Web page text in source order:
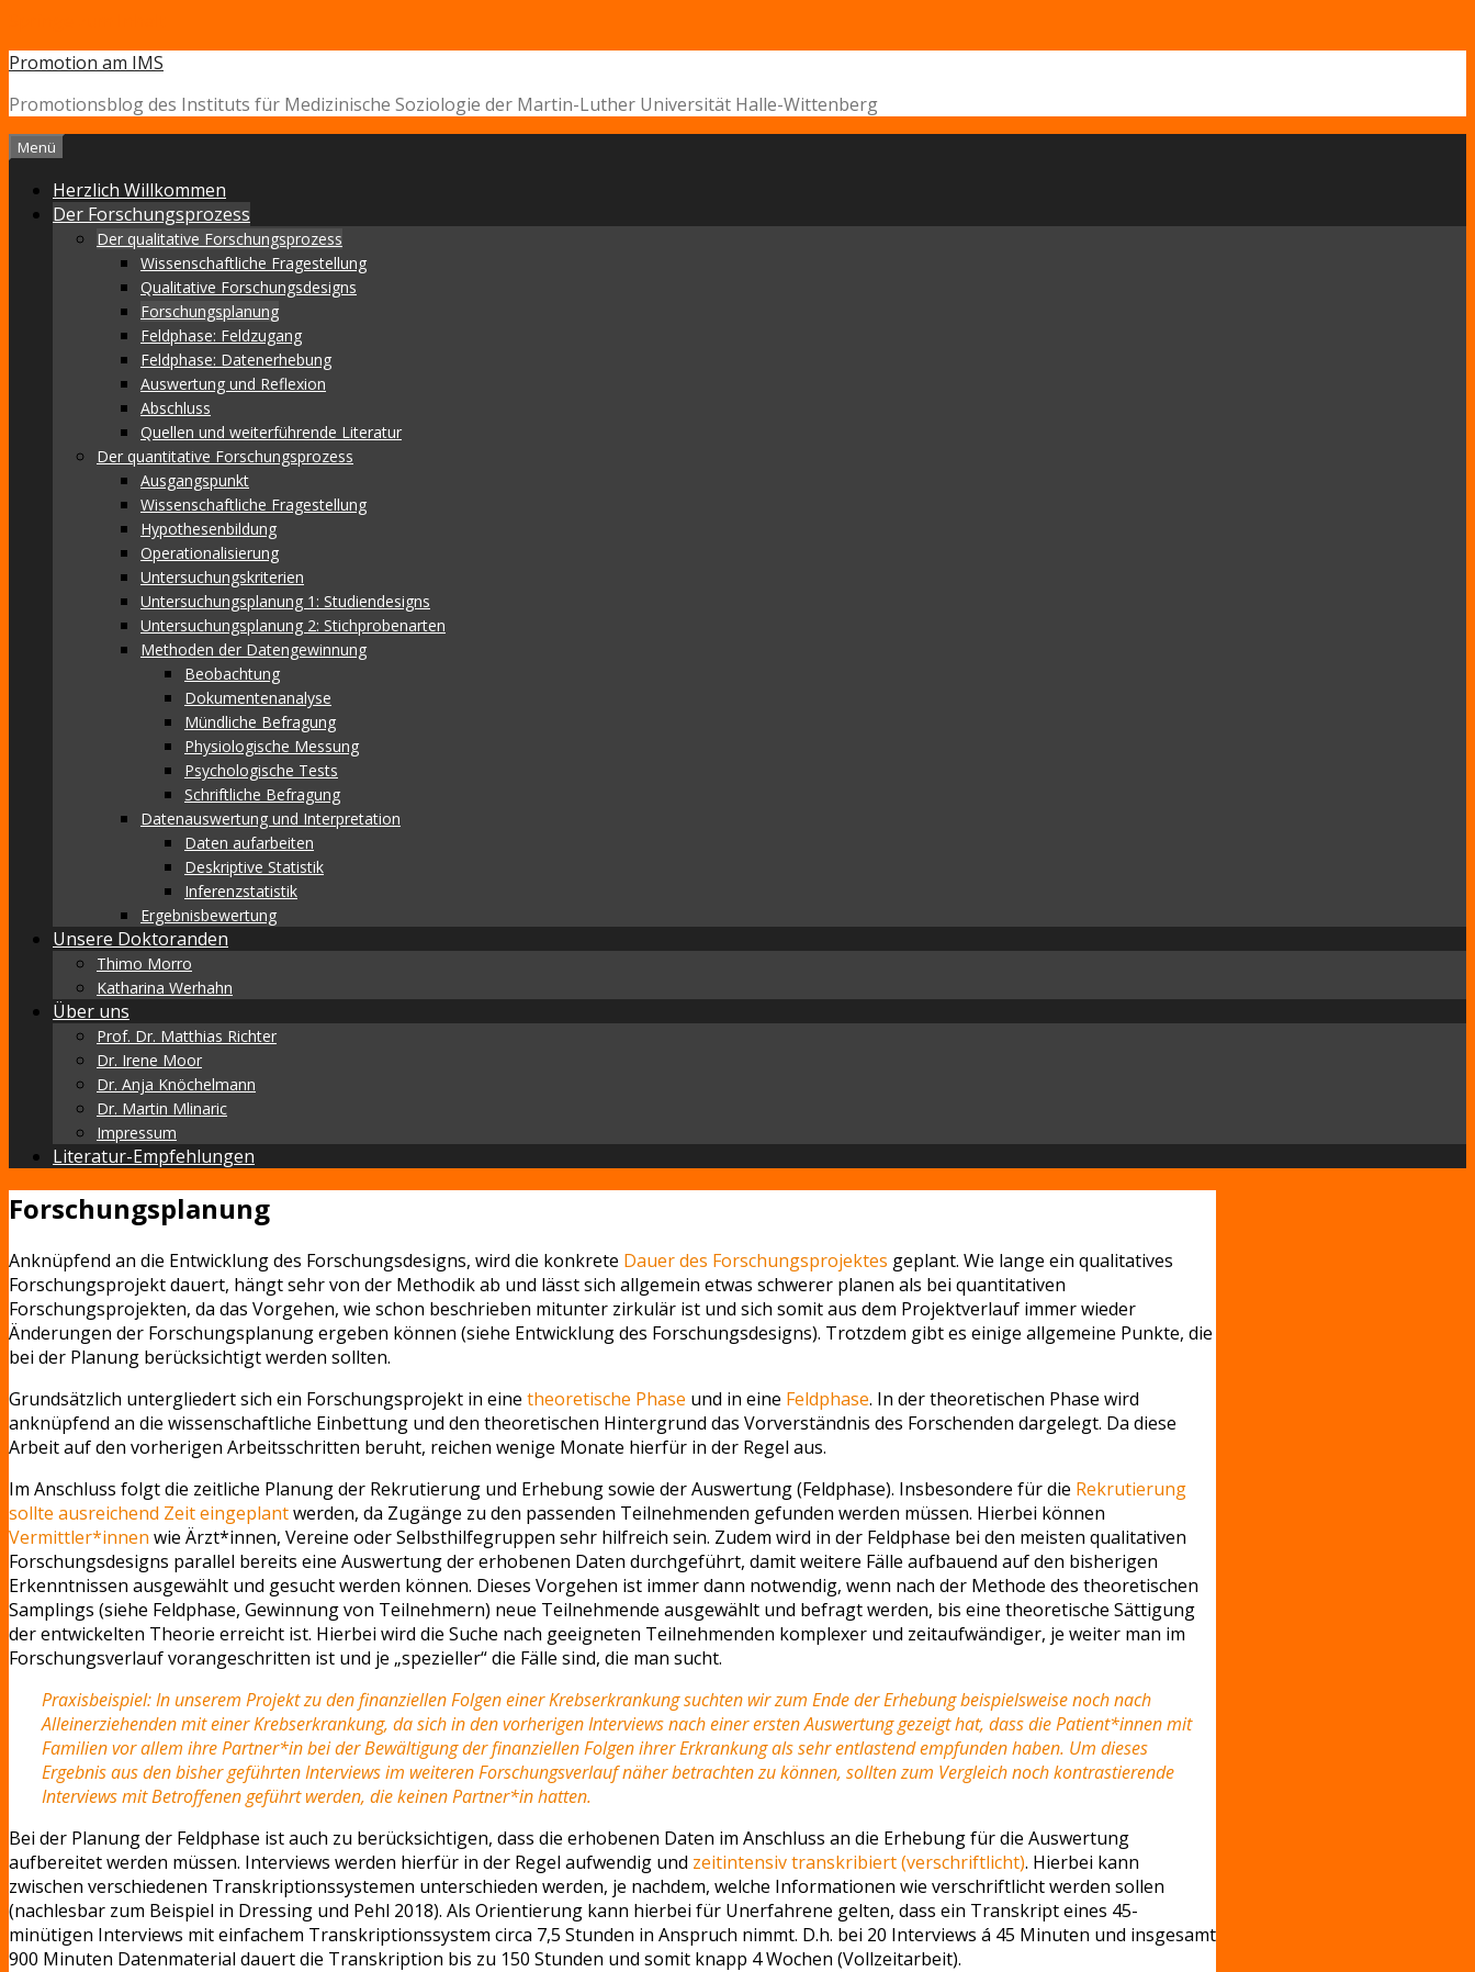
Promotion am IMS
Promotionsblog des Instituts für Medizinische Soziologie der Martin-Luther Universität Halle-Wittenberg
Menü
Herzlich Willkommen
Der Forschungsprozess
Der qualitative Forschungsprozess
Wissenschaftliche Fragestellung
Qualitative Forschungsdesigns
Forschungsplanung
Feldphase: Feldzugang
Feldphase: Datenerhebung
Auswertung und Reflexion
Abschluss
Quellen und weiterführende Literatur
Der quantitative Forschungsprozess
Ausgangspunkt
Wissenschaftliche Fragestellung
Hypothesenbildung
Operationalisierung
Untersuchungskriterien
Untersuchungsplanung 1: Studiendesigns
Untersuchungsplanung 2: Stichprobenarten
Methoden der Datengewinnung
Beobachtung
Dokumentenanalyse
Mündliche Befragung
Physiologische Messung
Psychologische Tests
Schriftliche Befragung
Datenauswertung und Interpretation
Daten aufarbeiten
Deskriptive Statistik
Inferenzstatistik
Ergebnisbewertung
Unsere Doktoranden
Thimo Morro
Katharina Werhahn
Über uns
Prof. Dr. Matthias Richter
Dr. Irene Moor
Dr. Anja Knöchelmann
Dr. Martin Mlinaric
Impressum
Literatur-Empfehlungen
Forschungsplanung
Anknüpfend an die Entwicklung des Forschungsdesigns, wird die konkrete Dauer des Forschungsprojektes geplant. Wie lange ein qualitatives
Forschungsprojekt dauert, hängt sehr von der Methodik ab und lässt sich allgemein etwas schwerer planen als bei quantitativen
Forschungsprojekten, da das Vorgehen, wie schon beschrieben mitunter zirkulär ist und sich somit aus dem Projektverlauf immer wieder
Änderungen der Forschungsplanung ergeben können (siehe Entwicklung des Forschungsdesigns). Trotzdem gibt es einige allgemeine Punkte, die
bei der Planung berücksichtigt werden sollten.
Grundsätzlich untergliedert sich ein Forschungsprojekt in eine theoretische Phase und in eine Feldphase. In der theoretischen Phase wird
anknüpfend an die wissenschaftliche Einbettung und den theoretischen Hintergrund das Vorverständnis des Forschenden dargelegt. Da diese
Arbeit auf den vorherigen Arbeitsschritten beruht, reichen wenige Monate hierfür in der Regel aus.
Im Anschluss folgt die zeitliche Planung der Rekrutierung und Erhebung sowie der Auswertung (Feldphase). Insbesondere für die Rekrutierung
sollte ausreichend Zeit eingeplantwerden, da Zugänge zu den passenden Teilnehmenden gefunden werden müssen. Hierbei können
Vermittler*innen wie Ärzt*innen, Vereine oder Selbsthilfegruppen sehr hilfreich sein. Zudem wird in der Feldphase bei den meisten qualitativen
Forschungsdesigns parallel bereits eine Auswertung der erhobenen Daten durchgeführt, damit weitere Fälle aufbauend auf den bisherigen
Erkenntnissen ausgewählt und gesucht werden können. Dieses Vorgehen ist immer dann notwendig, wenn nach der Methode des theoretischen
Samplings (siehe Feldphase, Gewinnung von Teilnehmern) neue Teilnehmende ausgewählt und befragt werden, bis eine theoretische Sättigung
der entwickelten Theorie erreicht ist. Hierbei wird die Suche nach geeigneten Teilnehmenden komplexer und zeitaufwändiger, je weiter man im
Forschungsverlauf vorangeschritten ist und je „spezieller“ die Fälle sind, die man sucht.
Praxisbeispiel: In unserem Projekt zu den finanziellen Folgen einer Krebserkrankung suchten wir zum Ende der Erhebung beispielsweise noch nach
Alleinerziehenden mit einer Krebserkrankung, da sich in den vorherigen Interviews nach einer ersten Auswertung gezeigt hat, dass die Patient*innen mit
Familien vor allem ihre Partner*in bei der Bewältigung der finanziellen Folgen ihrer Erkrankung als sehr entlastend empfunden haben. Um dieses
Ergebnis aus den bisher geführten Interviews im weiteren Forschungsverlauf näher betrachten zu können, sollten zum Vergleich noch kontrastierende
Interviews mit Betroffenen geführt werden, die keinen Partner*in hatten.
Bei der Planung der Feldphase ist auch zu berücksichtigen, dass die erhobenen Daten im Anschluss an die Erhebung für die Auswertung
aufbereitet werden müssen. Interviews werden hierfür in der Regel aufwendig und zeitintensiv transkribiert (verschriftlicht). Hierbei kann
zwischen verschiedenen Transkriptionssystemen unterschieden werden, je nachdem, welche Informationen wie verschriftlicht werden sollen
(nachlesbar zum Beispiel in Dressing und Pehl 2018). Als Orientierung kann hierbei für Unerfahrene gelten, dass ein Transkript eines 45-
minütigen Interviews mit einfachem Transkriptionssystem circa 7,5 Stunden in Anspruch nimmt. D.h. bei 20 Interviews á 45 Minuten und insgesamt
900 Minuten Datenmaterial dauert die Transkription bis zu 150 Stunden und somit knapp 4 Wochen (Vollzeitarbeit).